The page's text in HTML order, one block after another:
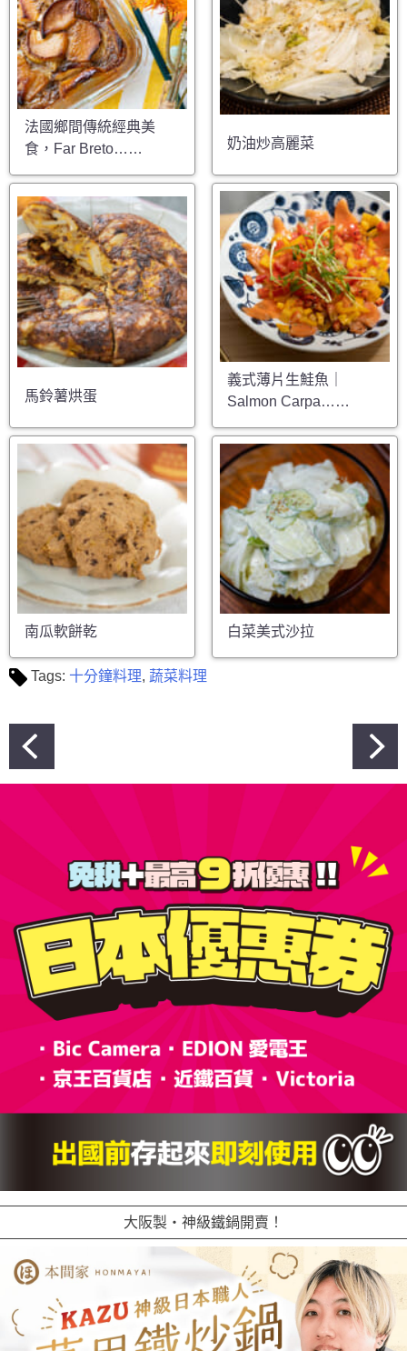
法國鄉間傳統經典美
食，Far Breto……
奶油炒高麗菜
馬鈴薯烘蛋
義式薄片生鮭魚｜
Salmon Carpa……
南瓜軟餅乾 白菜美式沙拉
Tags: 十分鐘料理, 蔬菜料理
文
章
大阪製・神級鐵鍋開賣！